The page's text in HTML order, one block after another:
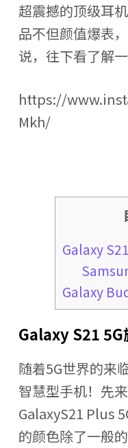
超震撼的顶级耳
品不但颜值爆表
说，往下看了解一
https://
Mkh/
Galaxy
Galaxy
Galaxy S21 5G
随着5G世界的来
智慧型手机！先
GalaxyS21 Plus
的颜色除了一般